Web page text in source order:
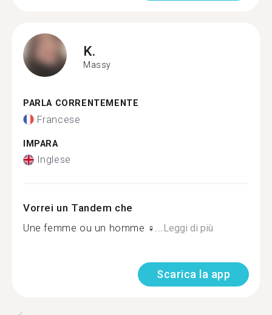
K.
Massy
PARLA CORRENTEMENTE
Francese
IMPARA
Inglese
Vorrei un Tandem che
Une femme ou un homme ‍♀...Leggi di più
Scarica la app